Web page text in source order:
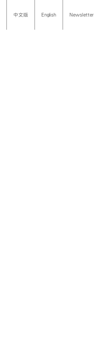
中文版 English Newsletter